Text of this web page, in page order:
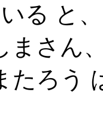
る と
まさん
たろう